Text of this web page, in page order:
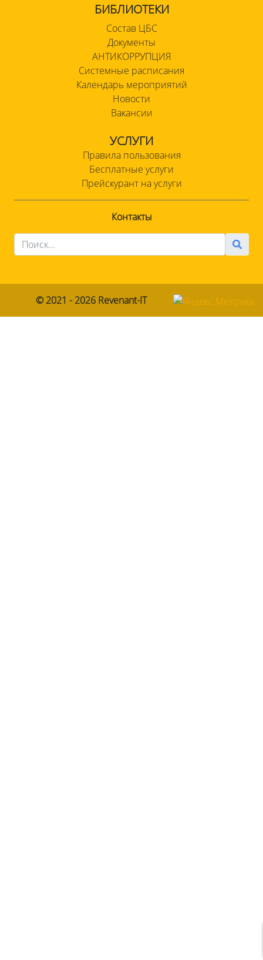
БИБЛИОТЕКИ
Состав ЦБС
Документы
АНТИКОРРУПЦИЯ
Системные расписания
Календарь мероприятий
Новости
Вакансии
УСЛУГИ
Правила пользования
Бесплатные услуги
Прейскурант на услуги
Контакты
© 2021 - 2026 Revenant-IT